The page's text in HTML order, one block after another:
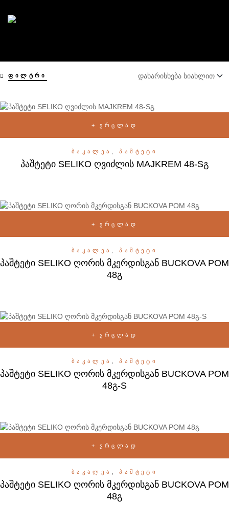
ᲤᲘᲚᲢᲠᲘ
ᲕᲠᲪᲚᲐᲓ
ᲑᲐᲙᲐᲚᲔᲐ ,ᲞᲐᲨᲢᲔᲢᲘ
პაშტეტი SELIKO ღვიძლის MAJKREM 48-Sგ
ᲕᲠᲪᲚᲐᲓ
ᲑᲐᲙᲐᲚᲔᲐ ,ᲞᲐᲨᲢᲔᲢᲘ
პაშტეტი SELIKO ღორის მკერდისგან BUCKOVA POM
48გ
ᲕᲠᲪᲚᲐᲓ
ᲑᲐᲙᲐᲚᲔᲐ ,ᲞᲐᲨᲢᲔᲢᲘ
პაშტეტი SELIKO ღორის მკერდისგან BUCKOVA POM
48გ-S
ᲕᲠᲪᲚᲐᲓ
ᲑᲐᲙᲐᲚᲔᲐ ,ᲞᲐᲨᲢᲔᲢᲘ
პაშტეტი SELIKO ღორის მკერდისგან BUCKOVA POM
48გ